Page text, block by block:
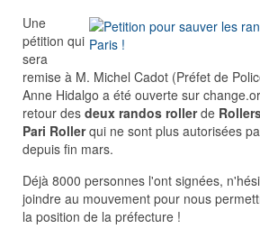
Une
pétition qui
sera
remise à M. Michel Cadot (Préfet de
Anne Hidalgo a été ouverte sur
retour des deux randos rollerde
Pari Rollerqui ne sont plus autorisées
depuis fin mars.
Déjà 8000 personnes l'ont signées,
joindre au mouvement pour nous
la position de la préfecture !